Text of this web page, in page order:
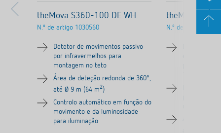
theMova S360-100 DE WH
N.º de artigo 1030560
Detetor de movimentos passivo
por infravermelhos para
montagem no teto
Área de deteção redonda de 360°,
até Ø 9 m (64 m2)
Controlo automático em função do
movimento e da luminosidade
para iluminação
theMova
N.º de artigo